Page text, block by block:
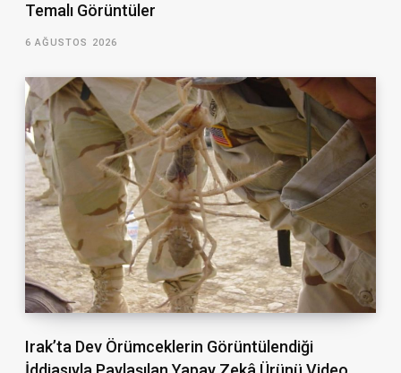
Temalı Görüntüler
6 AĞUSTOS 2026
Irak’ta Dev Örümceklerin Görüntülendiği